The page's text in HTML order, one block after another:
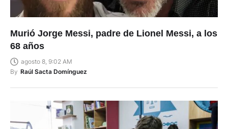
Murió Jorge Messi, padre de Lionel Messi, a los
68 años
agosto 8, 9:02 AM
By Raúl Sacta Domínguez